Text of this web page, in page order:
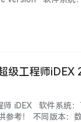
级工程师iDEX
iDEX 软件系统
参考！ 不同版本：